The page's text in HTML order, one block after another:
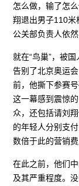
怎么做，输了怎
翔退出男子110米
公关部负责人依
就在“鸟巢”，被
告别了北京奥运
前，他撕下参赛
这一幕感到震惊
众，还包括请刘
的年轻人分别支
数倍于此的营销
在此之前，他们
及其严重程度。